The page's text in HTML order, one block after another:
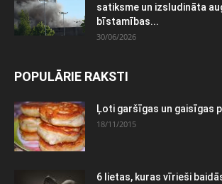
satiksme un izsludināta
bīstamības...
30/06/2026
POPULĀRIE RAKSTI
Ļoti garšīgas un gaisīgas
18/11/2015
6 lietas, kuras vīrieši